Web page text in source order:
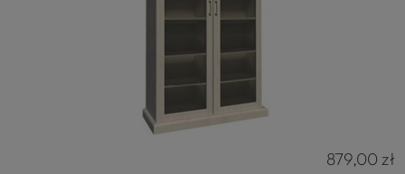
879,00 zł